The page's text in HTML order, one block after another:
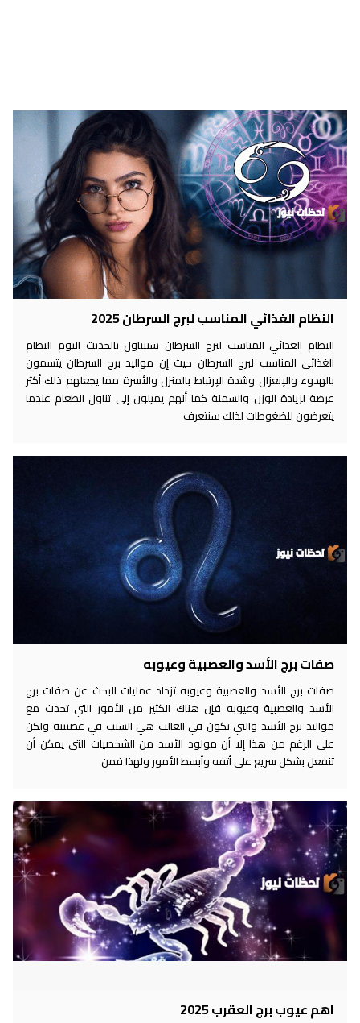
النظام الغذائي المناسب لبرج السرطان 2025
النظام الغذائي المناسب لبرج السرطان سنتناول بالحديث اليوم النظام
الغذائي المناسب لبرج السرطان حيث إن مواليد برج السرطان يتسمون
بالهدوء والإنعزال وشدة الإرتباط بالمنزل والأسرة مما يجعلهم ذلك أكثر
عرضة لزيادة الوزن والسمنة كما أنهم يميلون إلى تناول الطعام عندما
يتعرضون للضغوطات لذلك سنتعرف
صفات برج الأسد والعصبية وعيوبه
صفات برج الأسد والعصبية وعيوبه تزداد عمليات البحث عن صفات برج
الأسد والعصبية وعيوبه فإن هناك الكثير من الأمور التي تحدث مع
مواليد برج الأسد والتي تكون في الغالب هي السبب في عصبيته ولكن
على الرغم من هذا إلا أن مولود الأسد من الشخصيات التي يمكن أن
تنفعل بشكل سريع على أتفه وأبسط الأمور ولهذا فمن
اهم عيوب برج العقرب 2025